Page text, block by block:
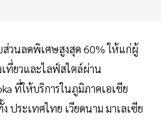
ส่วนลดพิเศษสูงสุด 60% ให้แก่ผู้
ที่ยวและไลฟ์สไตล์ผ่าน
ที่ให้บริการในภูมิภาคเอเชีย
ประเทศไทย เวียดนาม มาเลเซีย